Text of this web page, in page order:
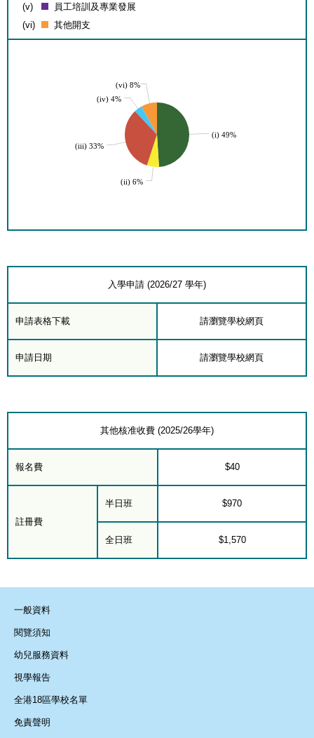
(v)
員工培訓及專業發展
(vi)
其他開支
(vi) 8%
(iv) 4%
(iii) 33%
(i) 49%
(ii) 6%
入學申請 (2026/27 學年)
申請表格下載 請瀏覽學校網頁
申請日期 請瀏覽學校網頁
其他核准收費 (2025/26學年)
報名費 $40
註冊費
半日班 $970
全日班 $1,570
一般資料
閱覽須知
幼兒服務資料
視學報告
全港18區學校名單
免責聲明